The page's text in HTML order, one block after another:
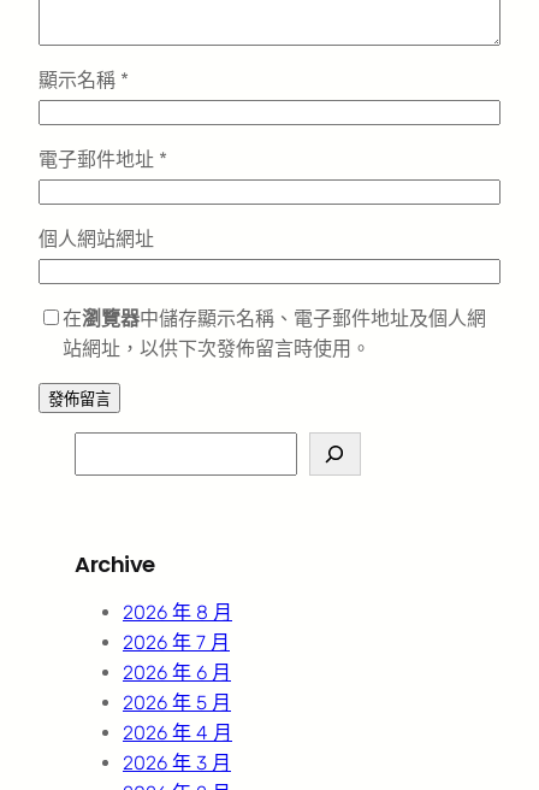
顯示名稱 *
電子郵件地址 *
個人網站網址
在瀏覽器中儲存顯示名稱、電子郵件地址及個人網
站網址，以供下次發佈留言時使用。
e
c
Archive
2026 年 8 月
2026 年 7 月
2026 年 6 月
2026 年 5 月
2026 年 4 月
2026 年 3 月